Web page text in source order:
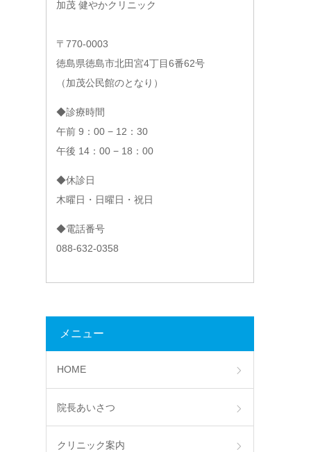
加茂 健やかクリニック
〒770-0003
徳島県徳島市北田宮4丁目6番62号
（加茂公民館のとなり）
◆診療時間
午前 9：00 − 12：30
午後 14：00 − 18：00
◆休診日
木曜日・日曜日・祝日
◆電話番号
088-632-0358
メニュー
HOME
院長あいさつ
クリニック案内